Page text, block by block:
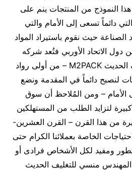
النموذج من المنتجات ينم على
دائماً تسعى إلى الأمام والتي
الصناعة حيث نقوم باستيراد المواد
دول الاتحاد الأوربي فتُعد شركه
المهندس منسي للتغليف الحديث M2PACK – من أولى رواد
لنصبح دائماً في المقدمة ونضع
الأمام – ومن المُلاحظ أن سوق
لتزايد الطلب من المستهلكين
من هذا القرن – القرن العشرين-
الخاصة بعملائنا الكرام حتى
ومفيد لكل الأشخاص فرادى أو
منسي للتغليف الحديث